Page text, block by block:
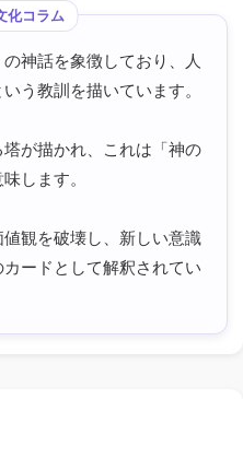
神話を象徴しており、人
う教訓を描いています。
が描かれ、これは「神の
します。
観を破壊し、新しい意識
ードとして解釈されてい